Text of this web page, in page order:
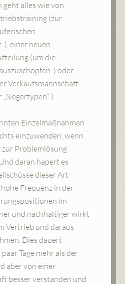
geht alles wie von
(zur
einer neuen
(um die
oder
Verkaufsmannschaft
Einzelmaßnahmen
einzuwenden, wenn
Problemlösung
daran hapert es
dieser Art
Frequenz in der
im
und nachhaltiger wirkt
Vertrieb und daraus
Dies dauert
Tage mehr als der
aber von einer
besser verstanden und